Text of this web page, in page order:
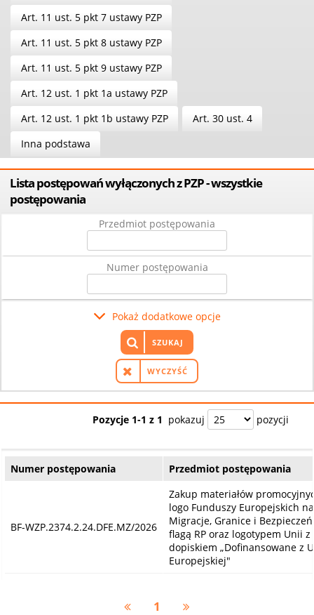
Art. 11 ust. 5 pkt 7 ustawy PZP
Art. 11 ust. 5 pkt 8 ustawy PZP
Art. 11 ust. 5 pkt 9 ustawy PZP
Art. 12 ust. 1 pkt 1a ustawy PZP
Art. 12 ust. 1 pkt 1b ustawy PZP
Art. 30 ust. 4
Inna podstawa
Lista postępowań wyłączonych z PZP - wszystkie
postępowania
Przedmiot postępowania
Numer postępowania
Pokaż dodatkowe opcje
WYCZYŚĆ
SZUKAJ
Pozycje 1-1 z 1 pokazuj pozycji
Numer postępowania Przedmiot postępowania
BF-WZP.2374.2.24.DFE.MZ/2026
Zakup materiałów
logo Funduszy Europejskich na
Migracje, Granice i
flagą RP oraz logotypem Unii z
dopiskiem „Dofinansowane z
Europejskiej"
1